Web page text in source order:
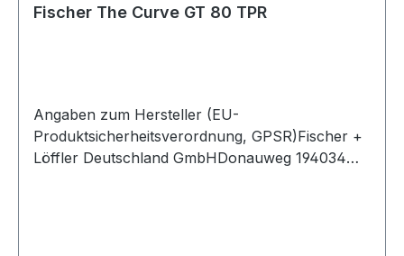
Fischer The Curve GT 80 TPR
Angaben zum Hersteller (EU-
Produktsicherheitsverordnung, GPSR)Fischer +
Löffler Deutschland GmbHDonauweg 194034